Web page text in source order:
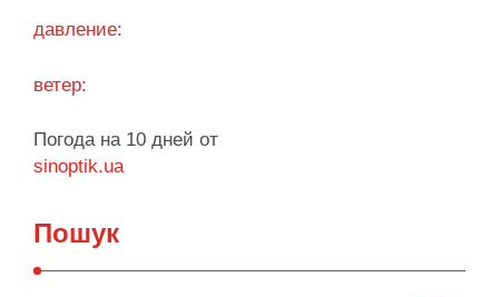
давление:
ветер:
Погода на 10 дней от
sinoptik.ua
Пошук